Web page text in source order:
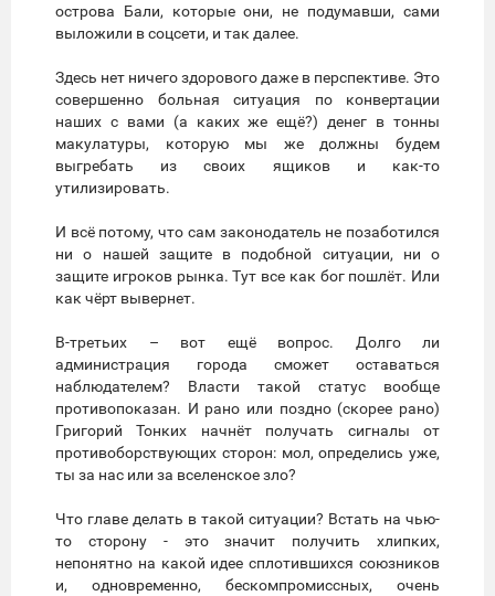
острова Бали, которые они, не подумавши, сами
выложили в соцсети, и так далее.
Здесь нет ничего здорового даже в перспективе. Это
совершенно больная ситуация по конвертации
наших с вами (а каких же ещё?) денег в тонны
макулатуры, которую мы же должны будем
выгребать из своих ящиков и как-то
утилизировать.
И всё потому, что сам законодатель не позаботился
ни о нашей защите в подобной ситуации, ни о
защите игроков рынка. Тут все как бог пошлёт. Или
как чёрт вывернет.
В-третьих – вот ещё вопрос. Долго ли
администрация города сможет оставаться
наблюдателем? Власти такой статус вообще
противопоказан. И рано или поздно (скорее рано)
Григорий Тонких начнёт получать сигналы от
противоборствующих сторон: мол, определись уже,
ты за нас или за вселенское зло?
Что главе делать в такой ситуации? Встать на чью-
то сторону - это значит получить хлипких,
непонятно на какой идее сплотившихся союзников
и, одновременно, бескомпромиссных, очень